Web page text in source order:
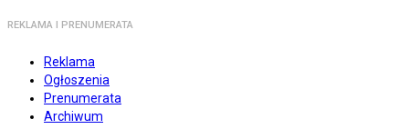
REKLAMA I PRENUMERATA
Reklama
Ogłoszenia
Prenumerata
Archiwum